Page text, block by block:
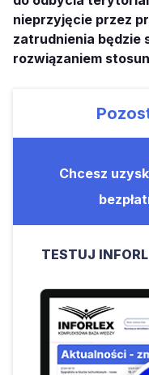
nieprzyjęcie przez
zatrudnienia będzie
rozwiązaniem
Chcesz
TESTUJ